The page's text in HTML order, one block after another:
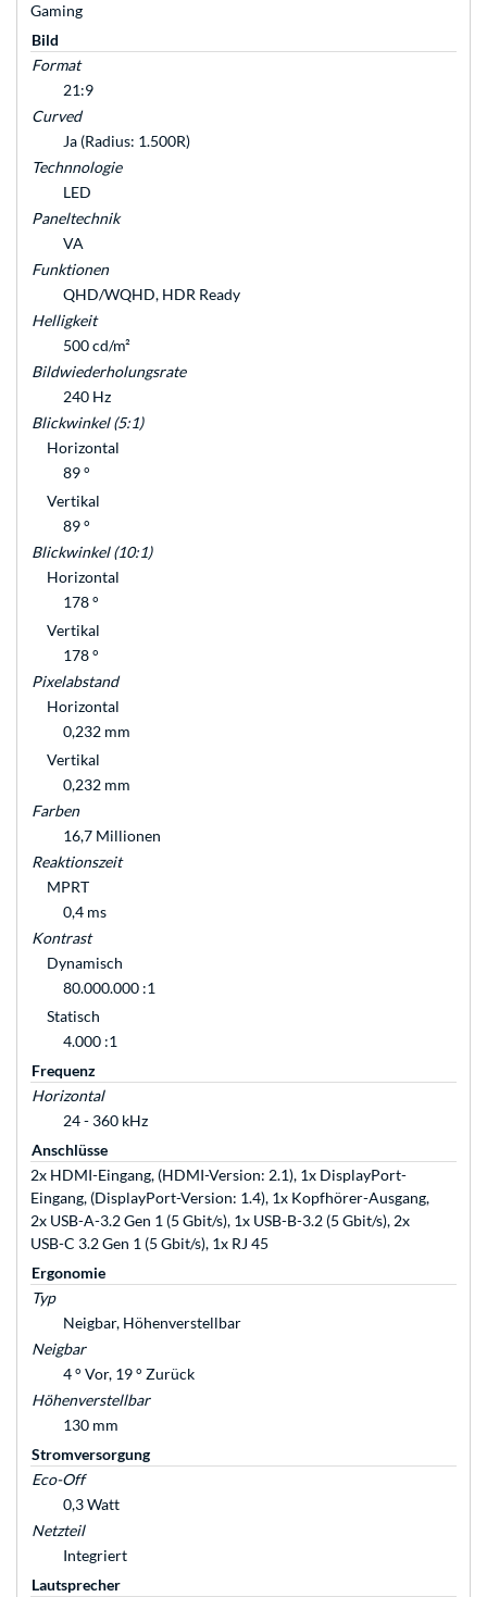
Gaming
Bild
Format
21:9
Curved
Ja (Radius: 1.500R)
Technnologie
LED
Paneltechnik
VA
Funktionen
QHD/WQHD, HDR Ready
Helligkeit
500 cd/m²
Bildwiederholungsrate
240 Hz
Blickwinkel (5:1)
Horizontal
89 °
Vertikal
89 °
Blickwinkel (10:1)
Horizontal
178 °
Vertikal
178 °
Pixelabstand
Horizontal
0,232 mm
Vertikal
0,232 mm
Farben
16,7 Millionen
Reaktionszeit
MPRT
0,4 ms
Kontrast
Dynamisch
80.000.000 :1
Statisch
4.000 :1
Frequenz
Horizontal
24 - 360 kHz
Anschlüsse
2x HDMI-Eingang, (HDMI-Version: 2.1), 1x DisplayPort-
Eingang, (DisplayPort-Version: 1.4), 1x Kopfhörer-Ausgang,
2x USB-A-3.2 Gen 1 (5 Gbit/s), 1x USB-B-3.2 (5 Gbit/s), 2x
USB-C 3.2 Gen 1 (5 Gbit/s), 1x RJ 45
Ergonomie
Typ
Neigbar, Höhenverstellbar
Neigbar
4 ° Vor, 19 ° Zurück
Höhenverstellbar
130 mm
Stromversorgung
Eco-Off
0,3 Watt
Netzteil
Integriert
Lautsprecher